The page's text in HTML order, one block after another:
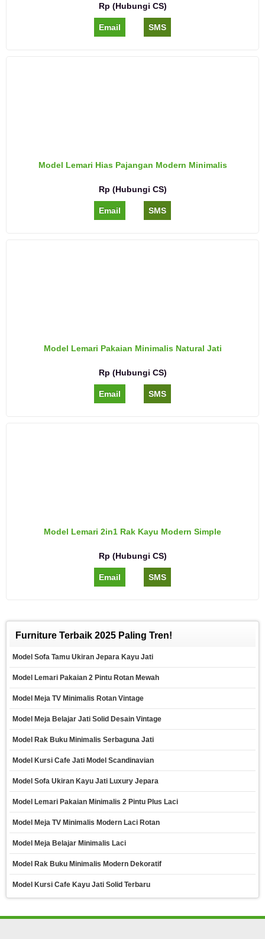
Rp (Hubungi CS)
Email SMS
Model Lemari Hias Pajangan Modern Minimalis
Rp (Hubungi CS)
Email SMS
Model Lemari Pakaian Minimalis Natural Jati
Rp (Hubungi CS)
Email SMS
Model Lemari 2in1 Rak Kayu Modern Simple
Rp (Hubungi CS)
Email SMS
Furniture Terbaik 2025 Paling Tren!
Model Sofa Tamu Ukiran Jepara Kayu Jati
Model Lemari Pakaian 2 Pintu Rotan Mewah
Model Meja TV Minimalis Rotan Vintage
Model Meja Belajar Jati Solid Desain Vintage
Model Rak Buku Minimalis Serbaguna Jati
Model Kursi Cafe Jati Model Scandinavian
Model Sofa Ukiran Kayu Jati Luxury Jepara
Model Lemari Pakaian Minimalis 2 Pintu Plus Laci
Model Meja TV Minimalis Modern Laci Rotan
Model Meja Belajar Minimalis Laci
Model Rak Buku Minimalis Modern Dekoratif
Model Kursi Cafe Kayu Jati Solid Terbaru